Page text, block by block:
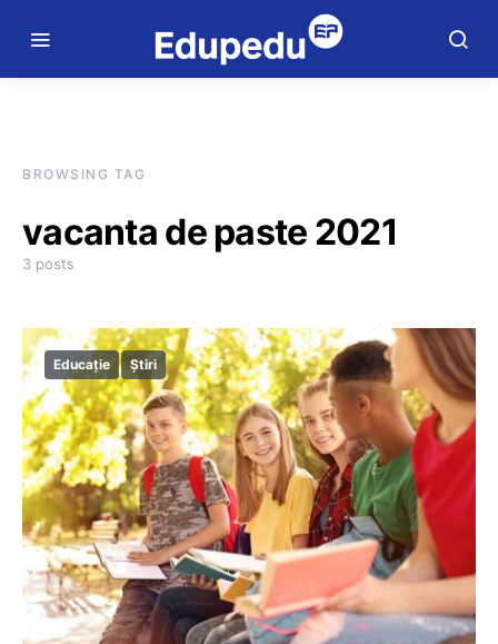
BROWSING TAG
vacanta de paste 2021
3 posts
Educație Știri